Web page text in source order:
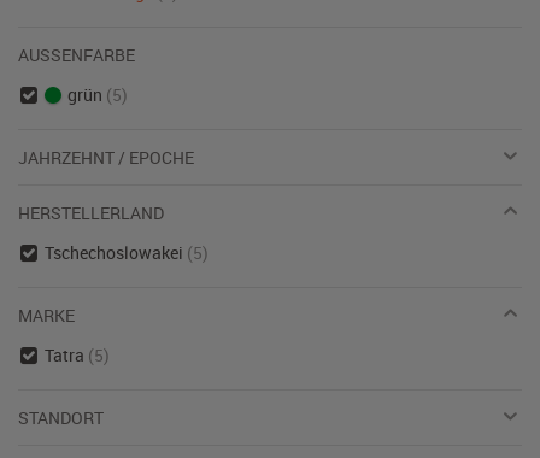
AUSSENFARBE
grün (5)
JAHRZEHNT / EPOCHE
HERSTELLERLAND
Tschechoslowakei (5)
MARKE
Tatra (5)
STANDORT